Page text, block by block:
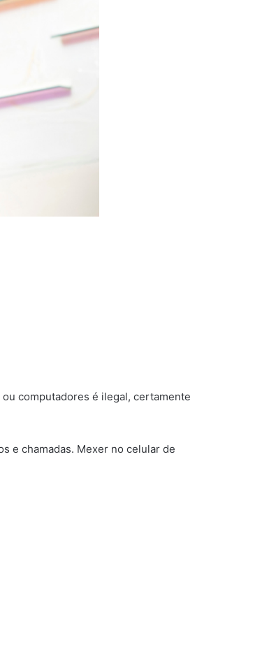
computadores é ilegal, certamente
e chamadas. Mexer no celular de